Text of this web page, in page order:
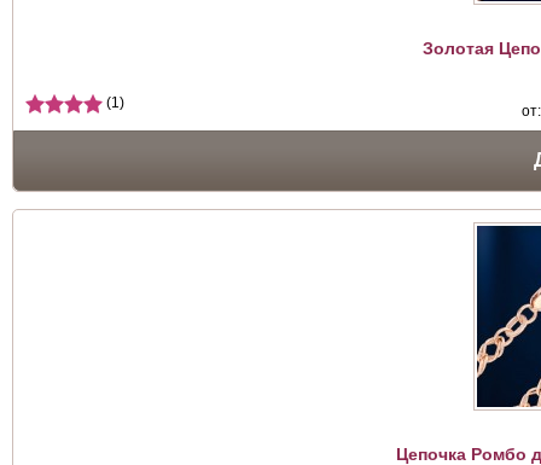
Золотая
(1)
Цепочка Ромбо